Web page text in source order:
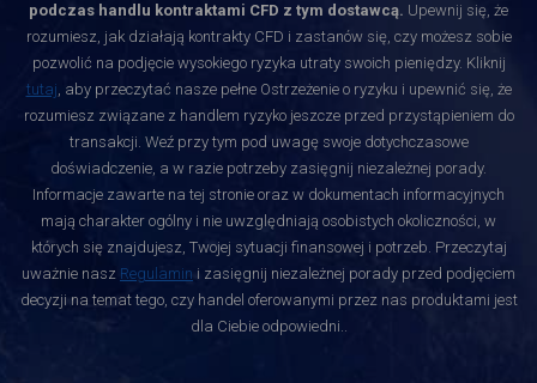
podczas handlu kontraktami CFD z tym dostawcą. Upewnij się, że
rozumiesz, jak działają kontrakty CFD i zastanów się, czy możesz sobie
pozwolić na podjęcie wysokiego ryzyka utraty swoich pieniędzy. Kliknij
tutaj, aby przeczytać nasze pełne Ostrzeżenie o ryzyku i upewnić się, że
rozumiesz związane z handlem ryzyko jeszcze przed przystąpieniem do
transakcji. Weź przy tym pod uwagę swoje dotychczasowe
doświadczenie, a w razie potrzeby zasięgnij niezależnej porady.
Informacje zawarte na tej stronie oraz w dokumentach informacyjnych
mają charakter ogólny i nie uwzględniają osobistych okoliczności, w
których się znajdujesz, Twojej sytuacji finansowej i potrzeb. Przeczytaj
uważnie nasz Regulamin i zasięgnij niezależnej porady przed podjęciem
decyzji na temat tego, czy handel oferowanymi przez nas produktami jest
dla Ciebie odpowiedni..